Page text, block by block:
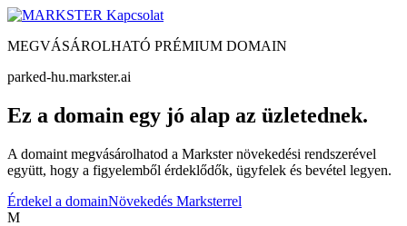
Kapcsolat
MEGVÁSÁROLHATÓ PRÉMIUM DOMAIN
parked-hu.markster.ai
Ez a domain egy jó alap az üzletednek.
A domaint megvásárolhatod a Markster növekedési rendszerével
együtt, hogy a figyelemből érdeklődők, ügyfelek és bevétel legyen.
Érdekel a domainNövekedés Marksterrel
M